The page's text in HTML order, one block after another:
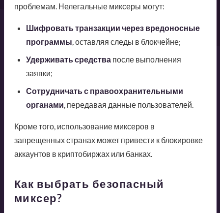
проблемам. Нелегальные миксеры могут:
Шифровать транзакции через вредоносные
программы, оставляя следы в блокчейне;
Удерживать средствапосле выполнения
заявки;
Сотрудничать с правоохранительными
органами, передавая данные пользователей.
Кроме того, использование миксеров в
запрещенных странах может привести к блокировке
аккаунтов в криптобиржах или банках.
Как выбрать безопасный
миксер?